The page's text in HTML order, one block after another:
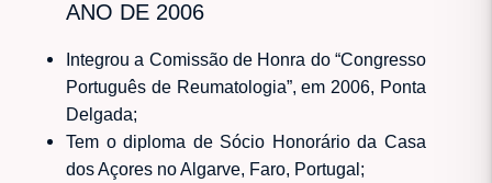
ANO DE 2006
Integrou a Comissão de Honra do “Congresso
Português de Reumatologia”, em 2006, Ponta
Delgada;
Tem o diploma de Sócio Honorário da Casa
dos Açores no Algarve, Faro, Portugal;